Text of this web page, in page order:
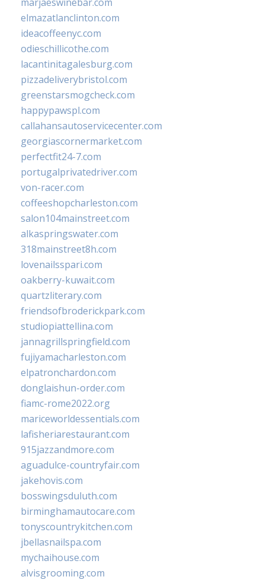
elmazatlanclinton.com
ideacoffeenyc.com
odieschillicothe.com
lacantinitagalesburg.com
pizzadeliverybristol.com
greenstarsmogcheck.com
happypawspl.com
callahansautoservicecenter.com
georgiascornermarket.com
perfectfit24-7.com
portugalprivatedriver.com
von-racer.com
coffeeshopcharleston.com
salon104mainstreet.com
alkaspringswater.com
318mainstreet8h.com
lovenailsspari.com
oakberry-kuwait.com
quartzliterary.com
friendsofbroderickpark.com
studiopiattellina.com
jannagrillspringfield.com
fujiyamacharleston.com
elpatronchardon.com
donglaishun-order.com
fiamc-rome2022.org
mariceworldessentials.com
lafisheriarestaurant.com
915jazzandmore.com
aguadulce-countryfair.com
jakehovis.com
bosswingsduluth.com
birminghamautocare.com
tonyscountrykitchen.com
jbellasnailspa.com
mychaihouse.com
alvisgrooming.com